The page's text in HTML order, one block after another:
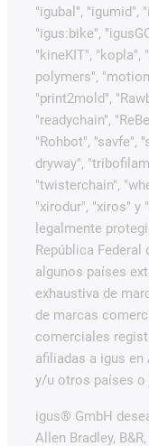
"igubal", "igumid",
"igus:bike",
"kineKIT",
polymers",
"print2mold",
"readychain",
"Rohbot", "savfe",
dryway",
"twisterchain",
"xirodur", "xiros" y
legalmente
República
algunos países
exhaustiva de
de marcas
comerciales
afiliadas a igus en
y/u otros países
igus® GmbH
Allen Bradley,